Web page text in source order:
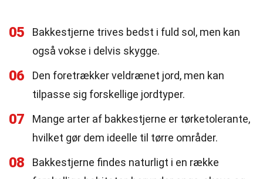
05
Bakkestjerne trives bedst i fuld sol, men kan
også vokse i delvis skygge.
06
Den foretrækker veldrænet jord, men kan
tilpasse sig forskellige jordtyper.
07
Mange arter af bakkestjerne er tørketolerante,
hvilket gør dem ideelle til tørre områder.
08
Bakkestjerne findes naturligt i en række